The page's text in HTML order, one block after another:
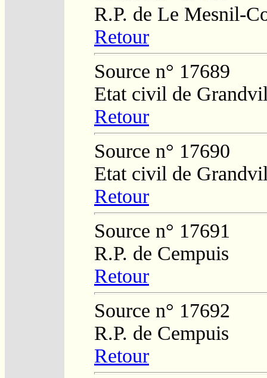
R.P. de Le Mesnil-
Retour
Source n° 17689
Etat civil de
Retour
Source n° 17690
Etat civil de
Retour
Source n° 17691
R.P. de Cempuis
Retour
Source n° 17692
R.P. de Cempuis
Retour